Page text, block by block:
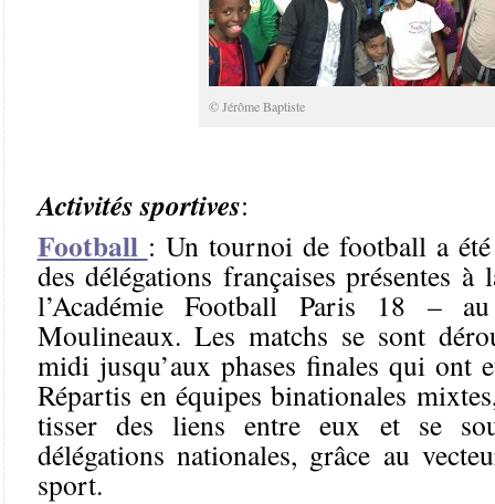
© Jérôme Baptiste
Activités sportives:
Football : Un tournoi de football a
des délégations françaises présentes
l’Académie Football Paris 18 – au
Moulineaux. Les matchs se sont
midi jusqu’aux phases finales qui ont
Répartis en équipes binationales
tisser des liens entre eux et se
délégations nationales, grâce au
sport.